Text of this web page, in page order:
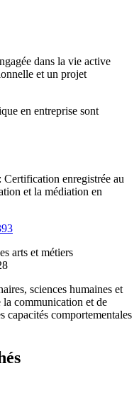
dans la vie active
et un projet
en entreprise sont
enregistrée au
et la médiation en
arts et métiers
sciences humaines et
communication et de
comportementales